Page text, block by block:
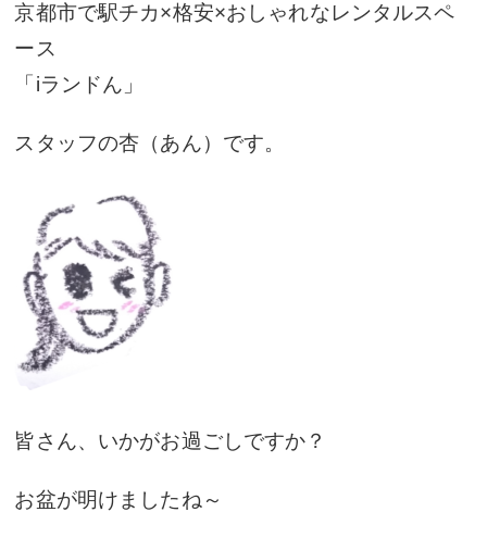
京都市で駅チカ×格安×おしゃれなレンタルスペ
ース
「iランドん」
スタッフの杏（あん）です。
皆さん、いかがお過ごしですか？
お盆が明けましたね～